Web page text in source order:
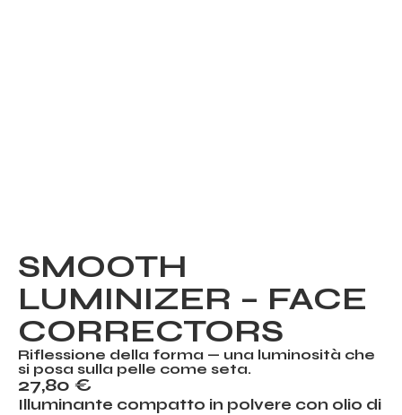
SMOOTH
LUMINIZER – FACE
CORRECTORS
Riflessione della forma — una luminosità che
si posa sulla pelle come seta.
27,80 €
Illuminante compatto in polvere con olio di